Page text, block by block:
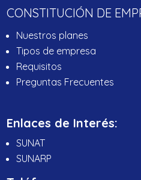
CONSTITUCIÓN DE
Nuestros planes
Tipos de empresa
Requisitos
Preguntas Frecuentes
Enlaces de Interés:
SUNAT
SUNARP